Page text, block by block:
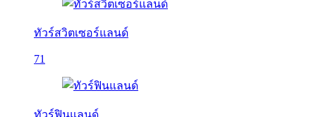
ทัวร์สวิตเซอร์แลนด์
71
ทัวร์ฟินแลนด์